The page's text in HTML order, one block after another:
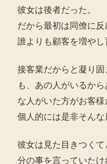
彼女は後者だった。
だから最初は同僚に反
誰よりも顧客を増やし
接客業だからと凝り
も、あの人がいるか
な人がいた方がお客様
個人的には是非そんな
彼女は見た目きつく
分の事を言っていた